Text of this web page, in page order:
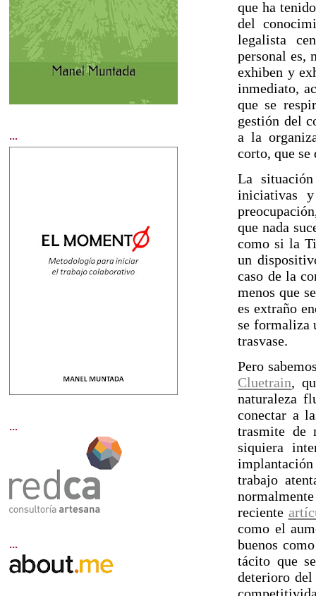
que ha
del
legalista
personal es,
exhiben y
inmediato,
que se
gestión del
a la
corto, que
La
iniciativas
que nada
como si la
un
caso de la
menos que
es extraño
se formaliza
trasvase.
Pero
Cluetrain,
naturaleza
conectar a
trasmite de
siquiera
trabajo
reciente
como el
buenos
tácito que
deterioro del
...
...
...